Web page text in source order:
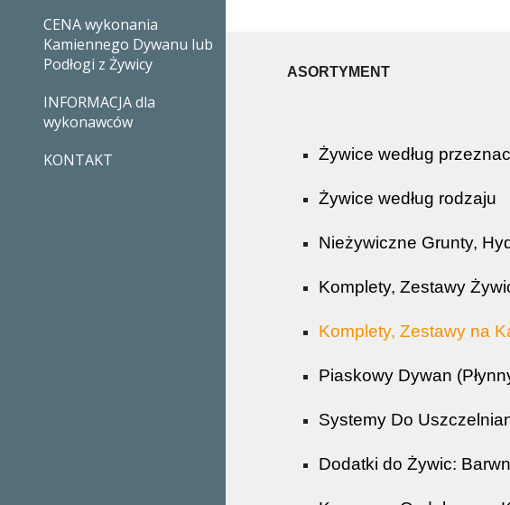
CENA wykonania
Kamiennego Dywanu lub
Podłogi z Żywicy
INFORMACJA dla
wykonawców
KONTAKT
ASORTYMENT
Żywice według
Żywice według rodzaju
Nieżywiczne Grunty,
Komplety, Zestawy
Komplety, Zestawy na
Piaskowy Dywan
Systemy Do
Dodatki do Żywic: